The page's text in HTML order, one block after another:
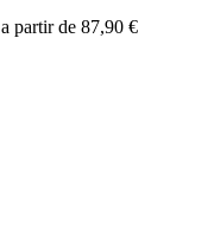
a partir de 87,90 €